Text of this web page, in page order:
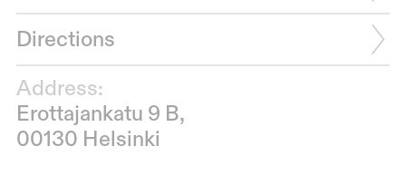
Directions
Address:
Erottajankatu 9 B,
00130 Helsinki